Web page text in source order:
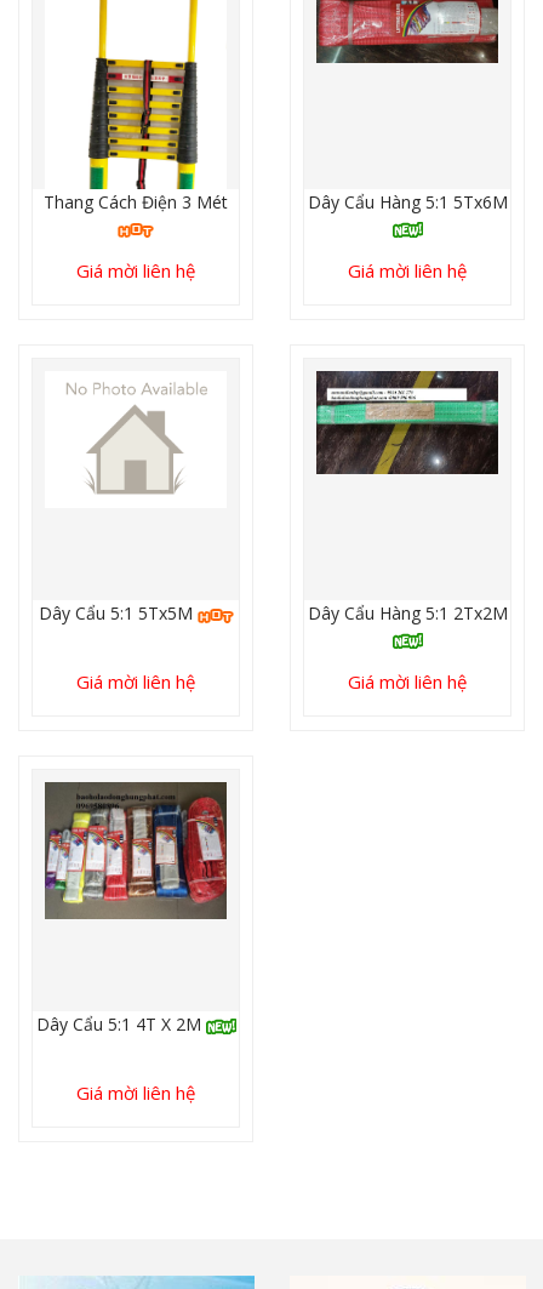
Thang Cách Điện 3 Mét
Giá mời liên hệ
Dây Cẩu Hàng 5:1 5Tx6M
Giá mời liên hệ
Dây Cẩu 5:1 5Tx5M
Giá mời liên hệ
Dây Cẩu Hàng 5:1 2Tx2M
Giá mời liên hệ
Dây Cẩu 5:1 4T X 2M
Giá mời liên hệ